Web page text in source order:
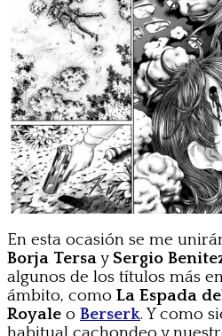
En esta ocasión se me
Borja TersaySergio
algunos de los títulos más
ámbito, como La Espada
Royale o Berserk. Y como